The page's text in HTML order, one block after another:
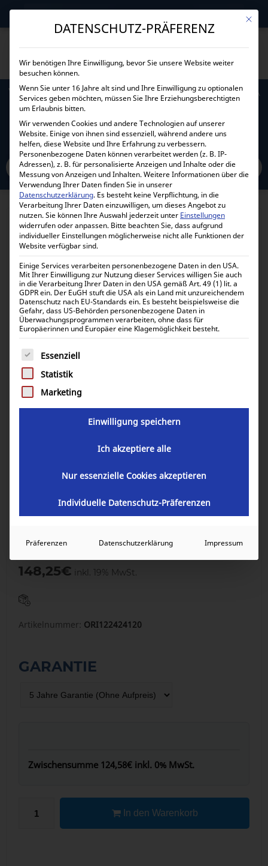
→
VICTRON ENERGY ORION-TR SMART 12/24-10A
(240W) ISOLATED DC-DC CHARGER
ORI122424120
Home Alle Produkte DC DC Wandler Ladebooster 12 Volt 24 Volt
Victron Energy Orion-Tr Smart 12/24-10A (240W) Isolated DC-DC charger
ORI122424120
148,25€ inkl. 19% MwSt.
Victron Energy Orion-Tr Smart 12/24-
10A (240W) Isolated DC-DC charger
ORI122424120
Artikelnummer: ORI122424120
GARANTIE
Zwischensumme 124,58€ inkl. 0% MwSt.
In den Warenkorb
Mit
DATENSCHUTZ-PRÄFERENZ
Wir benötigen Ihre Einwilligung, bevor Sie unsere Website weiter
besuchen können.
Wenn Sie unter 16 Jahre alt sind und Ihre Einwilligung zu optionalen
Services geben möchten, müssen Sie Ihre Erziehungsberechtigten
um Erlaubnis bitten.
Wir verwenden Cookies und andere Technologien auf unserer
Website. Einige von ihnen sind essenziell, während andere uns
helfen, diese Website und Ihre Erfahrung zu verbessern.
Personenbezogene Daten können verarbeitet werden (z. B. IP-
Adressen), z. B. für personalisierte Anzeigen und Inhalte oder die
Messung von Anzeigen und Inhalten.Weitere Informationen über die
Verwendung Ihrer Daten finden Sie in unserer
Datenschutzerklärung. Es besteht keine Verpflichtung, in die
Verarbeitung Ihrer Daten einzuwilligen, um dieses Angebot zu
nutzen.Sie können Ihre Auswahl jederzeit unter Einstellungen
widerrufen oder anpassen. Bitte beachten Sie, dass aufgrund
individueller Einstellungen möglicherweise nicht alle Funktionen der
Website verfügbar sind.
Einige Services verarbeiten personenbezogene Daten in den USA.
Mit Ihrer Einwilligung zur Nutzung dieser Services willigen Sie auch
in die Verarbeitung Ihrer Daten in den USA gemäß Art. 49 (1) lit. a
GDPR ein. Der EuGH stuft die USA als ein Land mit unzureichendem
Datenschutz nach EU-Standards ein. Es besteht beispielsweise die
Gefahr, dass US-Behörden personenbezogene Daten in
Überwachungsprogrammen verarbeiten, ohne dass für
Europäerinnen und Europäer eine Klagemöglichkeit besteht.
Es folgt eine Liste der Service-Gruppen, für die eine
Essenziell
Statistik
Marketing
Einwilligung speichern
Ich akzeptiere alle
Nur essenzielle Cookies akzeptieren
Individuelle Datenschutz-Präferenzen
Präferenzen Datenschutzerklärung Impressum